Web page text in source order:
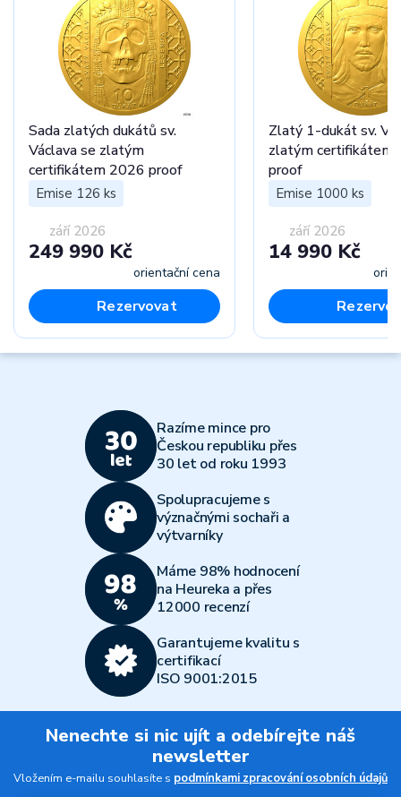
Sada zlatých dukátů sv.
Václava se zlatým
certifikátem 2026 proof
Emise 126 ks
září 2026
249 990 Kč
orientační cena
Rezervovat
Zlatý 1-dukát sv.
zlatým certifikátem
proof
Emise 1000 ks
září 2026
14 990 Kč
Razíme mince pro
Českou republiku přes
30 let od roku 1993
Spolupracujeme s
význačnými sochaři a
výtvarníky
Máme 98% hodnocení
na Heureka a přes
12000 recenzí
Garantujeme kvalitu s
certifikací
ISO 9001:2015
Nenechte si nic ujít a odebírejte náš
newsletter
Vložením e-mailu souhlasíte s podmínkami zpracování osobních údajů